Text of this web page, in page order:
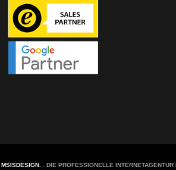
MSISDESIGN. . DIE PROFESSIONELLE